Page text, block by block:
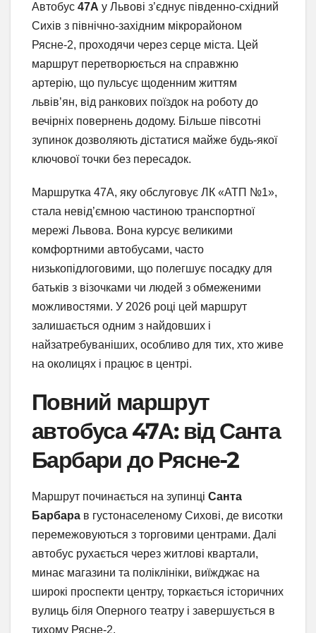
Автобус 47А у Львові з’єднує південно-східний
Сихів з північно-західним мікрорайоном
Рясне-2, проходячи через серце міста. Цей
маршрут перетворюється на справжню
артерію, що пульсує щоденним життям
львів’ян, від ранкових поїздок на роботу до
вечірніх повернень додому. Більше півсотні
зупинок дозволяють дістатися майже будь-якої
ключової точки без пересадок.
Маршрутка 47А, яку обслуговує ЛК «АТП №1»,
стала невід’ємною частиною транспортної
мережі Львова. Вона курсує великими
комфортними автобусами, часто
низькопідлоговими, що полегшує посадку для
батьків з візочками чи людей з обмеженими
можливостями. У 2026 році цей маршрут
залишається одним з найдовших і
найзатребуваніших, особливо для тих, хто живе
на околицях і працює в центрі.
Повний маршрут
автобуса 47А: від Санта
Барбари до Рясне-2
Маршрут починається на зупинці Санта
Барбара в густонаселеному Сихові, де висотки
перемежовуються з торговими центрами. Далі
автобус рухається через житлові квартали,
минає магазини та поліклініки, виїжджає на
широкі проспекти центру, торкається історичних
вулиць біля Оперного театру і завершується в
тихому Рясне-2.